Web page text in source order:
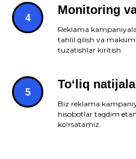
Monitoring
Reklama
tahlil qilish va
tuzatishlar kiritish.
To‘liq
Biz reklama
hisobotlar taqdim
ko‘rsatamiz.